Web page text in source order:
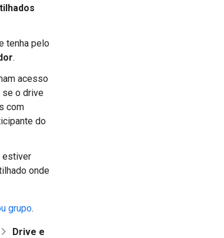
tenha pelo
.
acesso
se o drive
com
do
estiver
onde
grupo.
Drive e